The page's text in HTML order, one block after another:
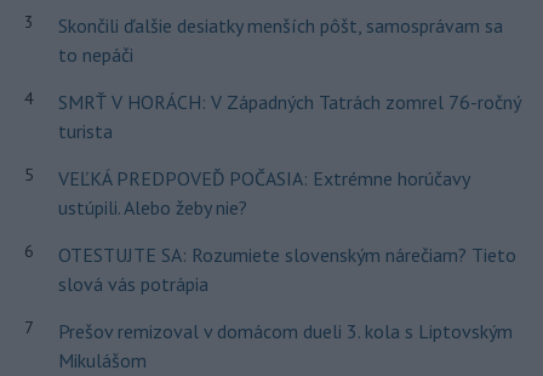
3
Skončili ďalšie desiatky menších pôšt, samosprávam sa
to nepáči
4
SMRŤ V HORÁCH: V Západných Tatrách zomrel 76-ročný
turista
5
VEĽKÁ PREDPOVEĎ POČASIA: Extrémne horúčavy
ustúpili. Alebo žeby nie?
6
OTESTUJTE SA: Rozumiete slovenským nárečiam? Tieto
slová vás potrápia
7
Prešov remizoval v domácom dueli 3. kola s Liptovským
Mikulášom